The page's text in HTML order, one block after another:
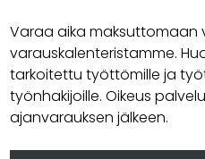
Varaa aika maksuttomaan
varauskalenteristamme.
tarkoitettu työttömille ja
työnhakijoille. Oikeus
ajanvarauksen jälkeen.